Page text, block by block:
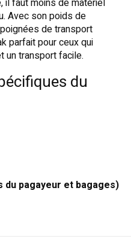
il faut moins de matériel
Avec son poids de
de transport
parfait pour ceux qui
un transport facile.
du
du pagayeur et bagages)